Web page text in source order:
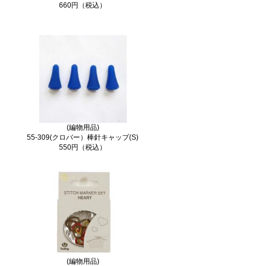
660円（税込）
(編物用品)
55-309(クロバー）棒針キャップ(S)
550円（税込）
(編物用品)